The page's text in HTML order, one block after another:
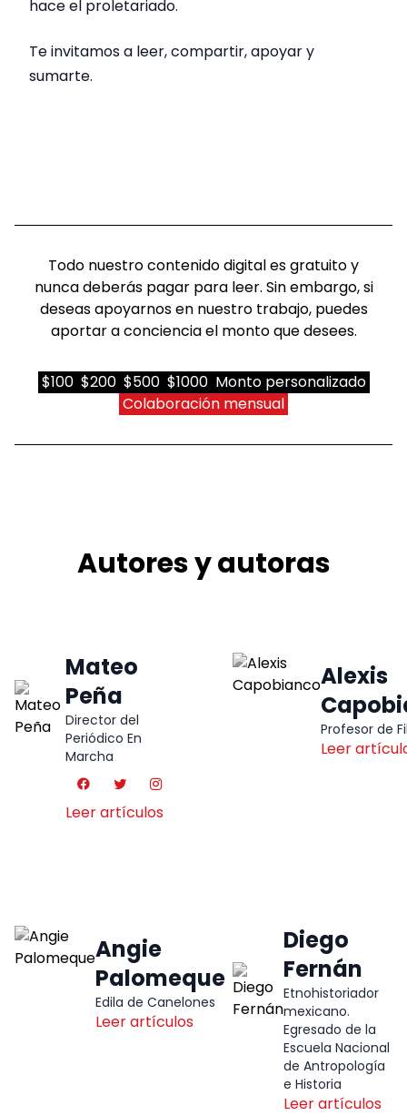
hace el proletariado.
Te invitamos a leer, compartir, apoyar y
sumarte.
Todo nuestro contenido digital es gratuito y
nunca deberás pagar para leer. Sin embargo, si
deseas apoyarnos en nuestro trabajo, puedes
aportar a conciencia el monto que desees.
$100 $200 $500 $1000 Monto personalizado
Colaboración mensual
Autores y autoras
Mateo
Peña
Director del
Periódico En
Marcha
Leer artículos
Alexis
Profesor de
Leer
Angie
Palomeque
Edila de Canelones
Leer artículos
Diego
Fernán
Etnohistoriador
mexicano.
Egresado de la
Escuela Nacional
de Antropología
e Historia
Leer artículos